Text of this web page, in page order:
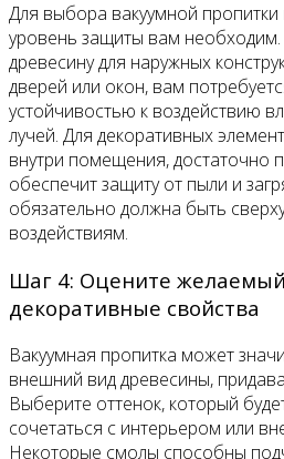
Для выбора вакуумной пропитки
уровень защиты вам необходим.
древесину для наружных
дверей или окон, вам
устойчивостью к воздействию
лучей. Для декоративных
внутри помещения, достаточно
обеспечит защиту от пыли и
обязательно должна быть
воздействиям.
Шаг 4: Оцените
декоративные свойства
Вакуумная пропитка может
внешний вид древесины,
Выберите оттенок, который
сочетаться с интерьером или
Некоторые смолы способны